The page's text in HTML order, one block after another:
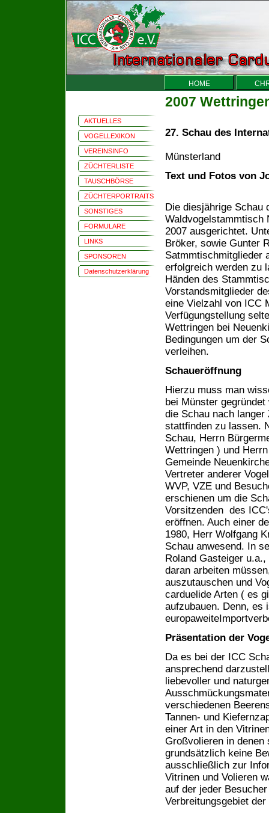
HOME
AKTUELLES
VOGELLEXIKON
VEREINSINFO
ZÜCHTERLISTE
TAUSCHBÖRSE
ZÜCHTERPORTRAITS
SONSTIGES
FORMULARE
LINKS
SPONSOREN
Datenschutzerklärung
2007
27. Schau des
Münsterland
Text und Fotos von
Die diesjährige Schau
Waldvogelstammtisch
2007 ausgerichtet.
Bröker, sowie Gunter
Satmmtischmitglieder
erfolgreich werden zu
Händen des
Vorstandsmitglieder
eine Vielzahl von ICC
Verfügungstellung
Wettringen bei
Bedingungen um der
verleihen.
Schaueröffnung
Hierzu muss man
bei Münster
die Schau nach
stattfinden zu lassen.
Schau, Herrn
Wettringen ) und
Gemeinde
Vertreter anderer
WVP, VZE und
erschienen um die
Vorsitzenden des
eröffnen. Auch einer
1980, Herr Wolfgang
Schau anwesend. In
Roland Gasteiger
daran arbeiten
auszutauschen und
carduelide Arten ( es
aufzubauen. Denn, es
Präsentation der
Da es bei der ICC
ansprechend
liebevoller und
verschiedenen
Tannen- und
einer Art in den
Großvolieren in denen
grundsätzlich keine
ausschließlich zur
Vitrinen und Volieren
auf der jeder
Verbreitungsgebiet